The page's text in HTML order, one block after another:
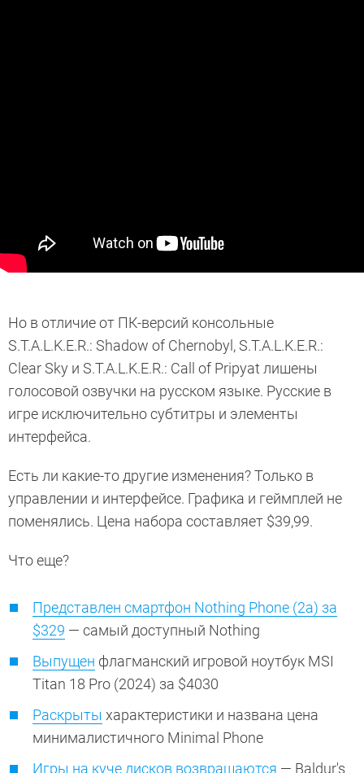
Но в отличие от ПК-версий консольные
S.T.A.L.K.E.R.: Shadow of Chernobyl, S.T.A.L.K.E.R.:
Clear Sky и S.T.A.L.K.E.R.: Call of Pripyat лишены
голосовой озвучки на русском языке. Русские в
игре исключительно субтитры и элементы
интерфейса.
Есть ли какие-то другие изменения? Только в
управлении и интерфейсе. Графика и геймплей не
поменялись. Цена набора составляет $39,99.
Что еще?
Представлен смартфон Nothing Phone (2a) за
$329 — самый доступный Nothing
Выпущен флагманский игровой ноутбук MSI
Titan 18 Pro (2024) за $4030
Раскрыты характеристики и названа цена
минималистичного Minimal Phone
Игры на куче дисков возвращаются — Baldur's